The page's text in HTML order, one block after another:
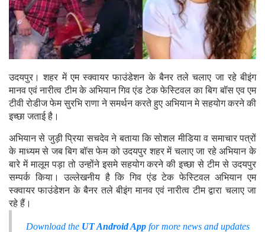
उदयपुर। शहर में एम स्क्वायर फाउंडेशन के बैनर तले चलाए जा रहे बीइंग
मानव एवं नारीत्व टीम के अभियान गिव एंड टेक फेस्टिवल का बिग बॉस एव एम
टीवी रोडीज फेम सुरभि राणा ने समर्थन करते हुए अभियान मे सहयोग करने की
इच्छा जताई है।
अभियान से जुड़ी प्रिया सचदेव ने बताया कि सोशल मीडिया व समाचार पत्रों
के माध्यम से जब बिग बॉस फेम को उदयपुर शहर में चलाए जा रहे अभियान के
बारे में मालूम पड़ा तो उन्होंने इसमे सहयोग करने की इच्छा से टीम से उदयपुर
सम्पर्क किया। उल्लेखनीय है कि गिव एंड टेक फेस्टिवल अभियान एम
स्क्वायर फाउंडेशन के बैनर तले बीइंग मानव एवं नारीत्व टीम द्वारा चलाए जा
रहे हैं।
Download the UT Android Appfor more news and updates